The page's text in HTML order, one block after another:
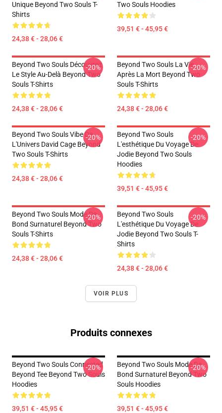
Unique Beyond Two Souls T-
Shirts
24,38 € - 28,06 €
Two Souls Hoodies
39,51 € - 45,95 €
Beyond Two Souls Découvrez
Le Style Au-Delà Beyond Two
Souls T-Shirts
24,38 € - 28,06 €
-20%
Beyond Two Souls La Vie
Après La Mort Beyond Two
Souls T-Shirts
24,38 € - 28,06 €
-20%
Beyond Two Souls Vibe De
L'Univers David Cage Beyond
Two Souls T-Shirts
24,38 € - 28,06 €
-20%
Beyond Two Souls
L'esthétique Du Voyage De
Jodie Beyond Two Souls
Hoodies
39,51 € - 45,95 €
-20%
Beyond Two Souls Mode De
Bond Surnaturel Beyond Two
Souls T-Shirts
24,38 € - 28,06 €
-20%
Beyond Two Souls
L'esthétique Du Voyage De
Jodie Beyond Two Souls T-
Shirts
24,38 € - 28,06 €
-20%
VOIR PLUS
Produits connexes
Beyond Two Souls Connected
Beyond Tee Beyond Two Souls
Hoodies
39,51 € - 45,95 €
-20%
Beyond Two Souls Mode De
Bond Surnaturel Beyond Two
Souls Hoodies
39,51 € - 45,95 €
-20%